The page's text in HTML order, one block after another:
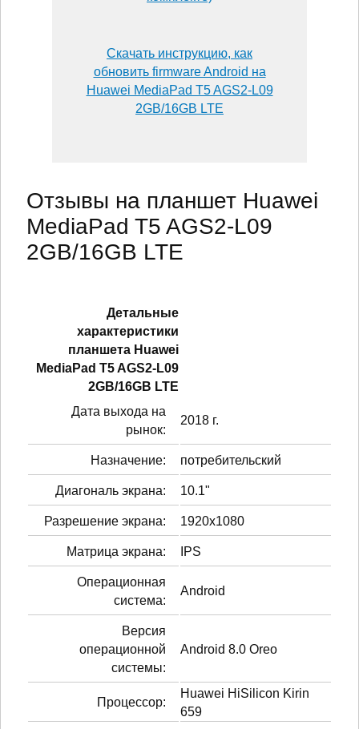
Скачать инструкцию, как
обновить firmware Android на
Huawei MediaPad T5 AGS2-L09
2GB/16GB LTE
Отзывы на планшет Huawei
MediaPad T5 AGS2-L09
2GB/16GB LTE
Детальные
характеристики
планшетa Huawei
MediaPad T5 AGS2-L09
2GB/16GB LTE
Дата выхода на
рынок:
2018 г.
Назначение: потребительский
Диагональ экрана: 10.1"
Разрешение экрана: 1920x1080
Матрица экрана: IPS
Операционная
система:
Android
Версия
операционной
системы:
Android 8.0 Oreo
Процессор:
Huawei HiSilicon Kirin
659